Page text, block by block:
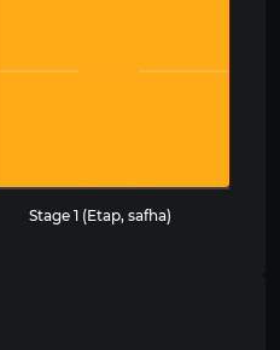
Stage 1 (Etap, safha)